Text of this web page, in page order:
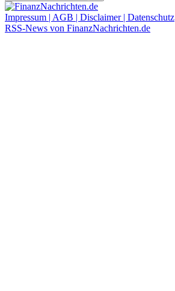
Impressum | AGB | Disclaimer | Datenschutz
RSS-News von FinanzNachrichten.de